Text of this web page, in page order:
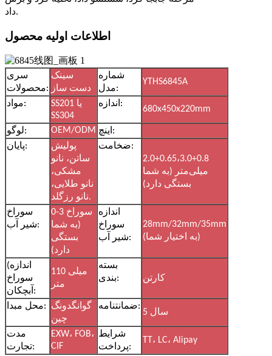
داد.
اطلاعات اولیه محصول
سری
محصولات:
سینک
دست ساز
شماره
مدل:
YTHS6845A
مواد:
SS201 یا
SS304
اندازه:
680x450x220mm
لوگو: OEM/ODM
اینچ:
پایان:
پولیش
ساتن، نانو
مشکی،
نانو طلایی،
نانو رزگلد.
ضخامت:
2.0+0.65،3.0+0.8
میلی‌متر (به شما
بستگی دارد)
سوراخ
شیر آب:
0-3 سوراخ
(به شما
بستگی
دارد)
اندازه
سوراخ
شیر آب:
28mm/32mm/35mm
(به اختیار شما)
(اندازه
سوراخ
آبچکان:
110 میلی
متر
بسته
بندی:
کارتن
محل مبدا:
گوانگدونگ
چین
ضمانتنامه:
5 سال
مدت
تجارت:
EXW، FOB،
CIF
شرایط
پرداخت:
TT، LC، Alipay